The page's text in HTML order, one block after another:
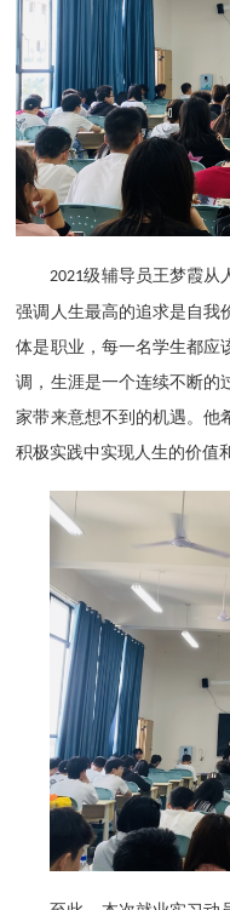
2021级辅导员王梦霞从
强调人生最高的追求是自我
体是职业，每一名学生都应
调，生涯是一个连续不断的
家带来意想不到的机遇。他
积极实践中实现人生的价值